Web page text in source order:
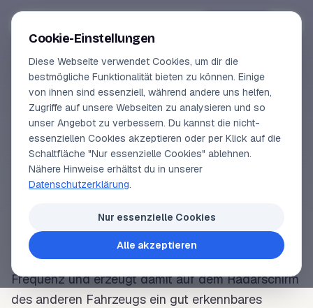
Online-Kurse
Vorschau
Erfahrungen
Lehrbuchautor
SEGELLEXIKON
Radartransponder
Das Kunstwort „Transponder“ setzt sich aus den
„Responder“ (Antworter) zusammen. Wenn ein
Radartransponder Radarstrahlen (eines anderen
Fahrzeugs) empfängt, antwortet er auf derselben
Frequenz und erzeugt damit auf dem Radarschirm
des anderen Fahrzeugs ein gut erkennbares
Cookie-Einstellungen
Diese Webseite verwendet Cookies, um dir die
bestmögliche Funktionalität bieten zu können. Einige
von ihnen sind essenziell, während andere uns helfen,
Zugriffe auf unsere Webseiten zu analysieren und so
unser Angebot zu verbessern. Du kannst die nicht-
essenziellen Cookies akzeptieren oder per Klick auf die
Schaltfläche "Nur essenzielle Cookies" ablehnen.
Nähere Hinweise erhältst du in unserer
Datenschutzerklärung.
Nur essenzielle Cookies
Alle akzeptieren